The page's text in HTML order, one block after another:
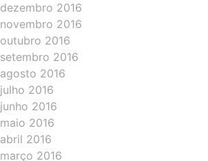
dezembro 2016
novembro 2016
outubro 2016
setembro 2016
agosto 2016
julho 2016
junho 2016
maio 2016
abril 2016
março 2016